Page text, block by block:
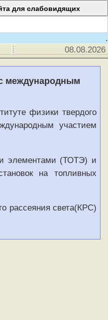
.
08.08.2026
международным
физики твердого
участием
элементами (ТОТЭ) и
на топливных
рассеяния света(КРС)